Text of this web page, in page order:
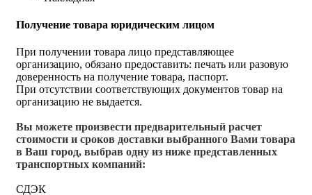
Получение товара юридическим лицом
При получении товара лицо представляющее
организацию, обязано предоставить: печать или разовую
доверенность на получение товара, паспорт.
При отсутствии соответствующих документов товар на
организацию не выдается.
Вы можете произвести предварительный расчет
стоимости и сроков доставки выбранного Вами товара
в Ваш город, выбрав одну из ниже представленных
транспортных компаний:
СДЭК